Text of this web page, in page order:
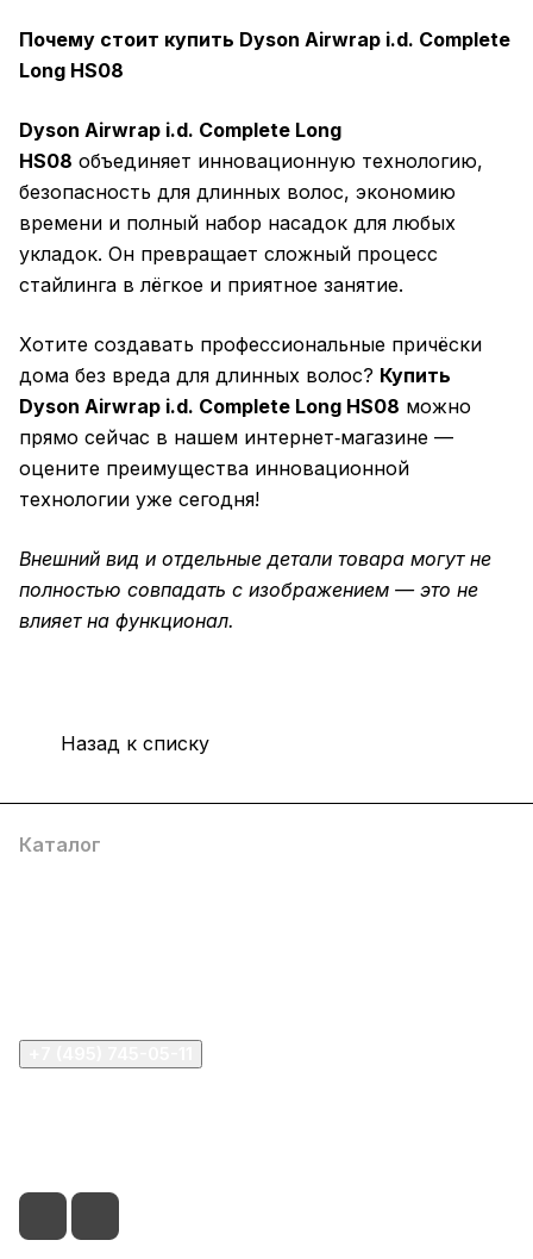
Почему стоит купить Dyson Airwrap i.d. Complete
Long HS08
Dyson Airwrap i.d. Complete Long
HS08 объединяет инновационную технологию,
безопасность для длинных волос, экономию
времени и полный набор насадок для любых
укладок. Он превращает сложный процесс
стайлинга в лёгкое и приятное занятие.
Хотите создавать профессиональные причёски
дома без вреда для длинных волос? Купить
Dyson Airwrap i.d. Complete Long HS08 можно
прямо сейчас в нашем интернет‑магазине —
оцените преимущества инновационной
технологии уже сегодня!
Внешний вид и отдельные детали товара могут не
полностью совпадать с изображением — это не
влияет на функционал.
Назад к списку
Каталог